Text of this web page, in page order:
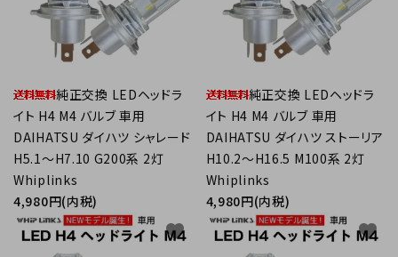
純正交換 LEDヘッドラ
イト H4 M4 バルブ 車用
DAIHATSU ダイハツ シャレード
H5.1～H7.10 G200系 2灯
Whiplinks
4,980円(内税)
純正交換 LEDヘッドラ
イト H4 M4 バルブ 車用
DAIHATSU ダイハツ ストーリア
H10.2～H16.5 M100系 2灯
Whiplinks
4,980円(内税)
favorite favorite